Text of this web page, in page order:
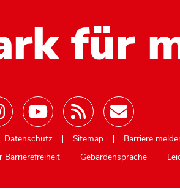
für
Datenschutz Sitemap
Barriere
Barrierefreiheit
Gebärdensprache